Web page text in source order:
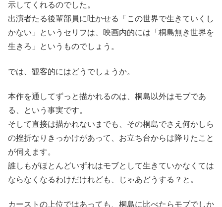
示してくれるのでした。
出演者たる後輩部員に吐かせる「この世界で生きていくし
かない」というセリフは、映画内的には「桐島無き世界を
生きろ」というものでしょう。
では、観客的にはどうでしょうか。
本作を通してずっと描かれるのは、桐島以外はモブであ
る、という事実です。
そして直接は描かれないまでも、その桐島でさえ何かしら
の挫折なりきっかけがあって、お立ち台からは降りたこと
が伺えます。
誰しもがほとんどいずれはモブとして生きていかなくては
ならなくなるわけだけれども、じゃあどうする？と。
カーストの上位ではあっても、桐島に比べたらモブでしか